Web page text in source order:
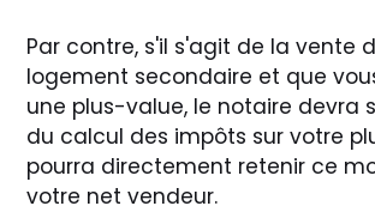
Par contre, s'il s'agit de la vente
logement secondaire et que
une plus-value, le notaire devra
du calcul des impôts sur votre
pourra directement retenir ce
votre net vendeur.